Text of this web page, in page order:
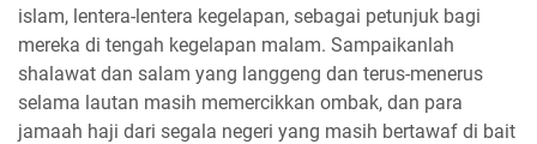
islam, lentera-lentera kegelapan, sebagai petunjuk bagi
mereka di tengah kegelapan malam. Sampaikanlah
shalawat dan salam yang langgeng dan terus-menerus
selama lautan masih memercikkan ombak, dan para
jamaah haji dari segala negeri yang masih bertawaf di bait